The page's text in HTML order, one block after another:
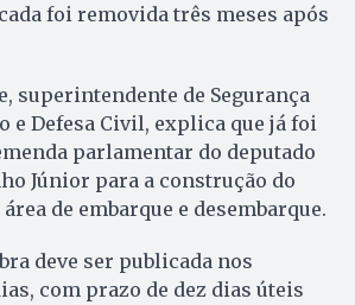
foi removida três meses após
superintendente de Segurança
e Defesa Civil, explica que já foi
parlamentar do deputado
Júnior para a construção do
de embarque e desembarque.
deve ser publicada nos
com prazo de dez dias úteis